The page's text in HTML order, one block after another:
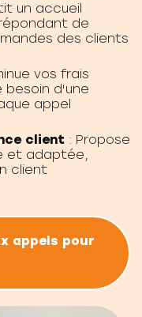
un accueil
de
des clients
vos frais
d'une
appel
client: Propose
et adaptée,
client
appels pour